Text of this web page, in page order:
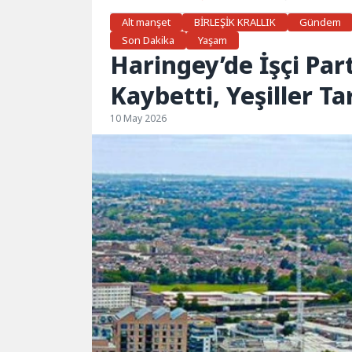
Alt manşet
BİRLEŞİK KRALLIK Gündem
Son Dakika
Yaşam
Haringey’de İşçi
Kaybetti, Yeşiller
10 May 2026